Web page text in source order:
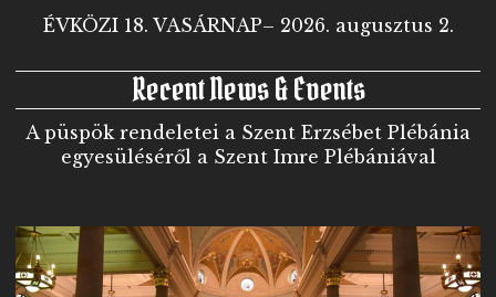
ÉVKÖZI 18. VASÁRNAP– 2026. augusztus 2.
Recent News & Events
A püspök rendeletei a Szent Erzsébet Plébánia
egyesüléséről a Szent Imre Plébániával